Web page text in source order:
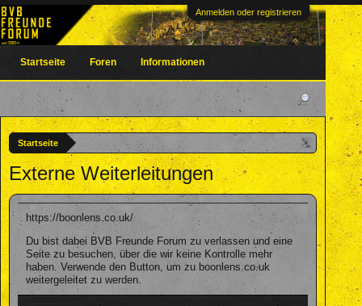
Anmelden oder registrieren
Startseite
Externe Weiterleitungen
https://boonlens.co.uk/
Du bist dabei BVB Freunde Forum zu verlassen und eine
Seite zu besuchen, über die wir keine Kontrolle mehr
haben. Verwende den Button, um zu boonlens.co.uk
weitergeleitet zu werden.
Startseite Foren Informationen